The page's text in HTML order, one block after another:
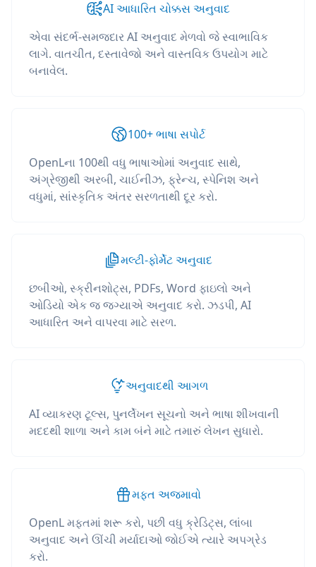
AI આધારિત ચોક્કસ અનુવાદ
એવા સંદર્ભ-સમજદાર AI અનુવાદ મેળવો જે સ્વાભાવિક
લાગે. વાતચીત, દસ્તાવેજો અને વાસ્તવિક ઉપયોગ માટે
બનાવેલ.
100+ ભાષા સપોર્ટ
OpenLના 100થી વધુ ભાષાઓમાં અનુવાદ સાથે,
અંગ્રેજીથી અરબી, ચાઈનીઝ, ફ્રેન્ચ, સ્પેનિશ અને
વધુમાં, સાંસ્કૃતિક અંતર સરળતાથી દૂર કરો.
મલ્ટી-ફોર્મેટ અનુવાદ
છબીઓ, સ્ક્રીનશોટ્સ, PDFs, Word ફાઇલો અને
ઓડિયો એક જ જગ્યાએ અનુવાદ કરો. ઝડપી, AI
આધારિત અને વાપરવા માટે સરળ.
અનુવાદથી આગળ
AI વ્યાકરણ ટૂલ્સ, પુનર્લેખન સૂચનો અને ભાષા શીખવાની
મદદથી શાળા અને કામ બંને માટે તમારું લેખન સુધારો.
મફત અજમાવો
OpenL મફતમાં શરૂ કરો, પછી વધુ ક્રેડિટ્સ, લાંબા
અનુવાદ અને ઊંચી મર્યાદાઓ જોઈએ ત્યારે અપગ્રેડ
કરો.